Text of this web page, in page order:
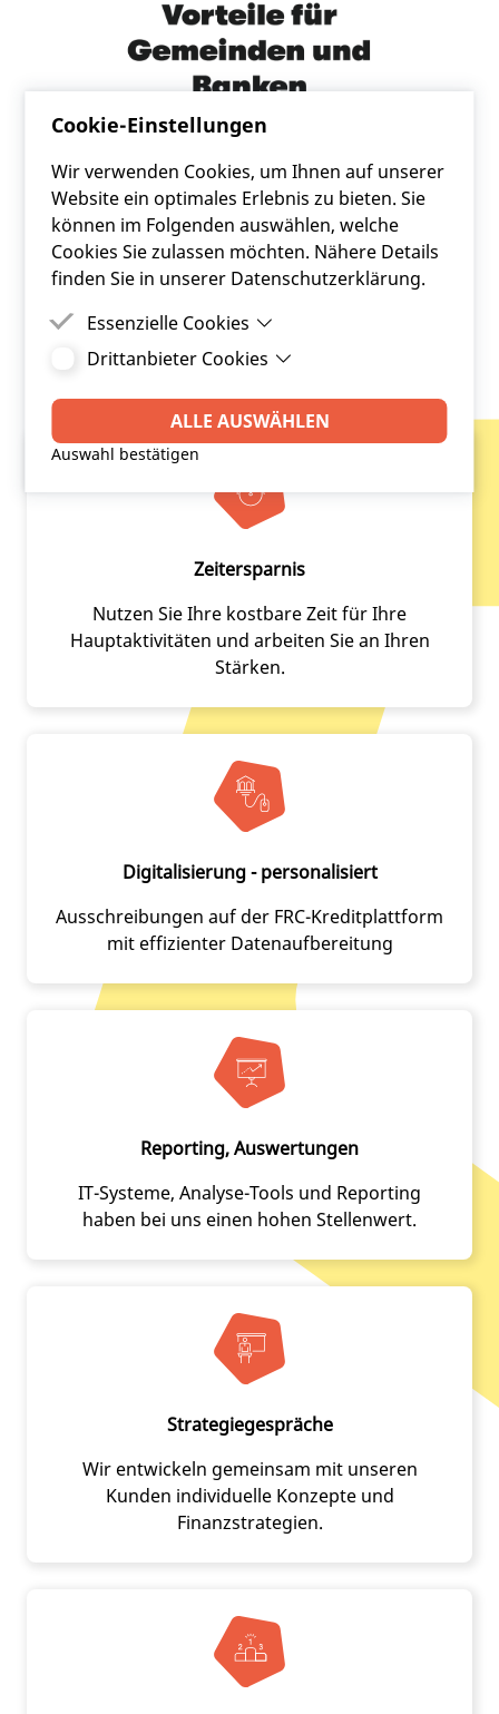
Cookie-Einstellungen
Wir verwenden Cookies, um Ihnen auf unserer
Website ein optimales Erlebnis zu bieten. Sie
können im Folgenden auswählen, welche
Cookies Sie zulassen möchten. Nähere Details
finden Sie in unserer Datenschutzerklärung.
Essenzielle Cookies
Essenzielle Cookies sind Cookies, welche für die
benötigt werden.
Drittanbieter Cookies
Drittanbieter Cookies sind Cookies, die
Drittanbieter-Software setzt, um Funktionen wie
Google Maps zu ermöglichen.
ALLE AUSWÄHLEN
Auswahl bestätigen
Zeitersparnis
Nutzen Sie Ihre kostbare Zeit für Ihre
Hauptaktivitäten und arbeiten Sie an Ihren
Stärken.
Digitalisierung - personalisiert
Ausschreibungen auf der FRC-Kreditplattform
mit effizienter Datenaufbereitung
Reporting, Auswertungen
IT-Systeme, Analyse-Tools und Reporting
haben bei uns einen hohen Stellenwert.
Strategiegespräche
Wir entwickeln gemeinsam mit unseren
Kunden individuelle Konzepte und
Finanzstrategien.